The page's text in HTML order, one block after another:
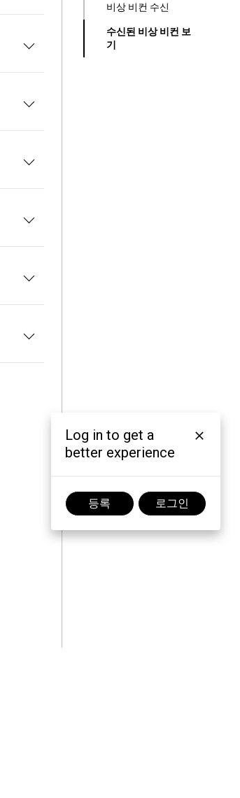
비상 비컨 수신
수신된 비상 비컨 보
기
Log in to get a
better experience
등록 로그인